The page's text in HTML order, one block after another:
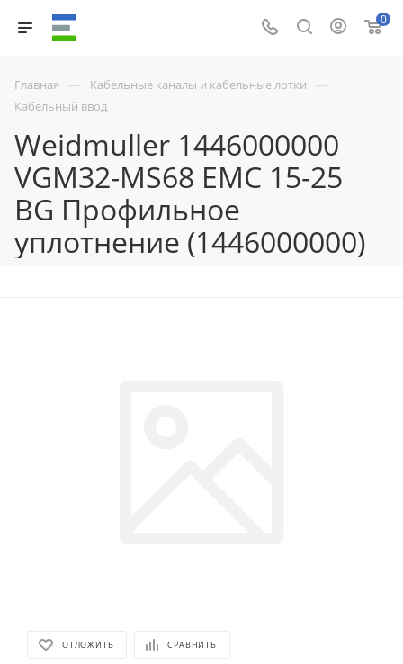
0
Главная — Кабельные каналы и кабельные лотки —
Кабельный ввод
Weidmuller 1446000000
VGM32-MS68 EMC 15-25
BG Профильное
уплотнение (1446000000)
ОТЛОЖИТЬ СРАВНИТЬ